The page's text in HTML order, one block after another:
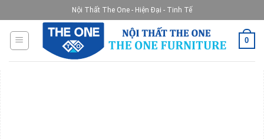
to
content
Nội Thất The One - Hiện Đại - Tinh Tế
0